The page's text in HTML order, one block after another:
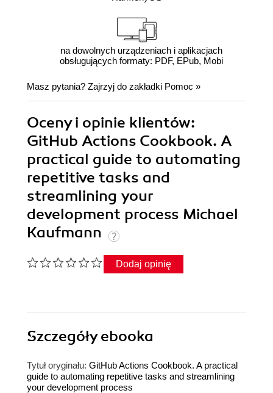
na dowolnych urządzeniach i aplikacjach
obsługujących formaty: PDF, EPub, Mobi
Masz pytania? Zajrzyj do zakładki Pomoc »
Oceny i opinie klientów:
GitHub Actions Cookbook. A
practical guide to automating
repetitive tasks and
streamlining your
development process Michael
Kaufmann
Dodaj opinię
Szczegółyebooka
Tytuł oryginału: GitHub Actions Cookbook. A practical
guide to automating repetitive tasks and streamlining
your development process